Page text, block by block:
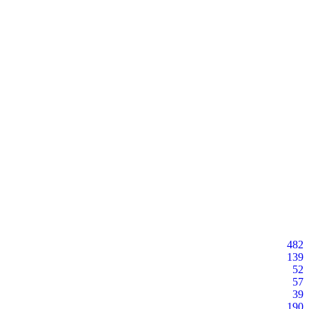
482
139
52
57
39
190